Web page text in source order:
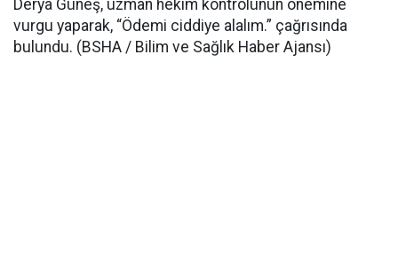
Derya Güneş, uzman hekim kontrolünün önemine
vurgu yaparak, “Ödemi ciddiye alalım.” çağrısında
bulundu. (BSHA / Bilim ve Sağlık Haber Ajansı)